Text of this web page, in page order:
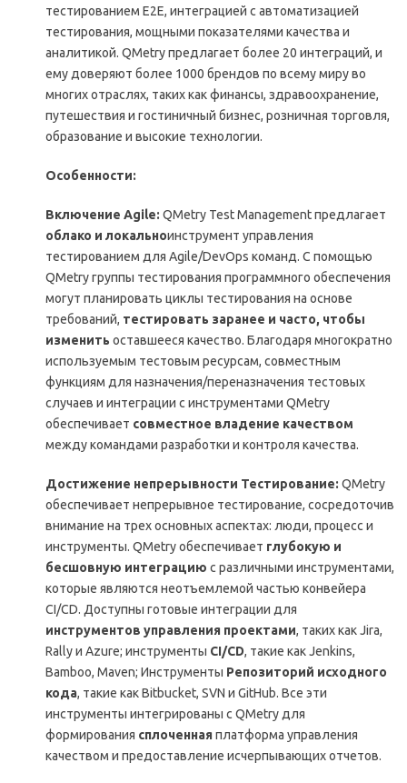
тестированием E2E, интеграцией с автоматизацией
тестирования, мощными показателями качества и
аналитикой. QMetry предлагает более 20 интеграций, и
ему доверяют более 1000 брендов по всему миру во
многих отраслях, таких как финансы, здравоохранение,
путешествия и гостиничный бизнес, розничная торговля,
образование и высокие технологии.
Особенности:
Включение Agile: QMetry Test Management предлагает
облако и локальноинструмент управления
тестированием для Agile/DevOps команд. С помощью
QMetry группы тестирования программного обеспечения
могут планировать циклы тестирования на основе
требований, тестировать заранее и часто, чтобы
изменить оставшееся качество. Благодаря многократно
используемым тестовым ресурсам, совместным
функциям для назначения/переназначения тестовых
случаев и интеграции с инструментами QMetry
обеспечивает совместное владение качеством
между командами разработки и контроля качества.
Достижение непрерывности Тестирование: QMetry
обеспечивает непрерывное тестирование, сосредоточив
внимание на трех основных аспектах: люди, процесс и
инструменты. QMetry обеспечивает глубокую и
бесшовную интеграцию с различными инструментами,
которые являются неотъемлемой частью конвейера
CI/CD. Доступны готовые интеграции для
инструментов управления проектами, таких как Jira,
Rally и Azure; инструменты CI/CD, такие как Jenkins,
Bamboo, Maven; Инструменты Репозиторий исходного
кода, такие как Bitbucket, SVN и GitHub. Все эти
инструменты интегрированы с QMetry для
формирования сплоченнаяплатформа управления
качеством и предоставление исчерпывающих отчетов.